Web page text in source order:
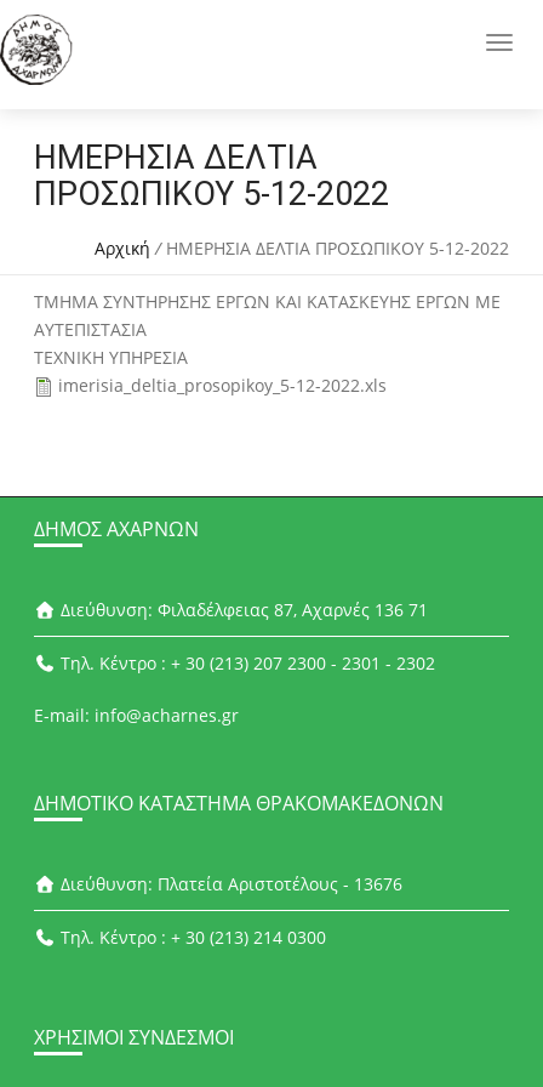
ΗΜΕΡΗΣΙΑ ΔΕΛΤΙΑ
ΠΡΟΣΩΠΙΚΟΥ 5-12-2022
Αρχική / ΗΜΕΡΗΣΙΑ ΔΕΛΤΙΑ ΠΡΟΣΩΠΙΚΟΥ 5-12-2022
ΤΜΗΜΑ ΣΥΝΤΗΡΗΣΗΣ ΕΡΓΩΝ ΚΑΙ ΚΑΤΑΣΚΕΥΗΣ ΕΡΓΩΝ ΜΕ
ΑΥΤΕΠΙΣΤΑΣΙΑ
ΤΕΧΝΙΚΗ ΥΠΗΡΕΣΙΑ
imerisia_deltia_prosopikoy_5-12-2022.xls
ΔΉΜΟΣ ΑΧΑΡΝΏΝ
Διεύθυνση: Φιλαδέλφειας 87, Αχαρνές 136 71
Τηλ. Κέντρο : + 30 (213) 207 2300 - 2301 - 2302
E-mail: info@acharnes.gr
ΔΗΜΟΤΙΚΌ ΚΑΤΆΣΤΗΜΑ ΘΡΑΚΟΜΑΚΕΔΌΝΩΝ
Διεύθυνση: Πλατεία Αριστοτέλους - 13676
Τηλ. Κέντρο : + 30 (213) 214 0300
ΧΡΉΣΙΜΟΙ ΣΎΝΔΕΣΜΟΙ